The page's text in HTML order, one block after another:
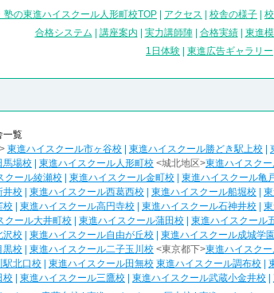
塾の東進ハイスクール人形町校TOP アクセス 校舎の様子
合格システム
講座案内 実力講師陣| 合格実績| 東進
1日体験
東進広告ギャラリー
一覧
東進ハイスクール市ヶ谷校 東進ハイスクール勝どき駅上校
馬場校
東進ハイスクール人形町校 <城北地区>東進ハイスク
クール綾瀬校 東進ハイスクール金町校 東進ハイスクール亀
井校
東進ハイスクール西葛西校 東進ハイスクール船堀校
校
東進ハイスクール高円寺校 東進ハイスクール石神井校
クール大井町校 東進ハイスクール蒲田校 東進ハイスクール
沢校
東進ハイスクール自由が丘校 東進ハイスクール成城学
黒校
東進ハイスクール二子玉川校 <東京都下>東進ハイスク
駅北口校
東進ハイスクール田無校 東進ハイスクール調布校
校
東進ハイスクール三鷹校 東進ハイスクール武蔵小金井校